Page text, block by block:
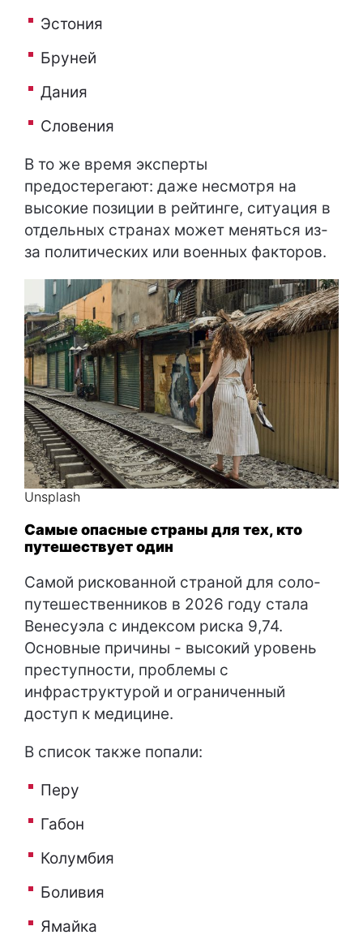
Эстония
Бруней
Дания
Словения
В то же время эксперты
предостерегают: даже несмотря на
высокие позиции в рейтинге, ситуация в
отдельных странах может меняться из-
за политических или военных факторов.
Unsplash
Самые опасные страны для тех, кто
путешествует один
Самой рискованной страной для соло-
путешественников в 2026 году стала
Венесуэла с индексом риска 9,74.
Основные причины - высокий уровень
преступности, проблемы с
инфраструктурой и ограниченный
доступ к медицине.
В список также попали:
Перу
Габон
Колумбия
Боливия
Ямайка